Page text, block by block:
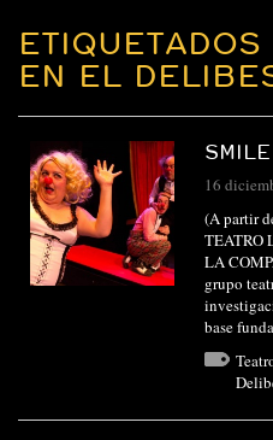
EN EL
SMILE
16
(A partir
TEATRO
LA
grupo
base